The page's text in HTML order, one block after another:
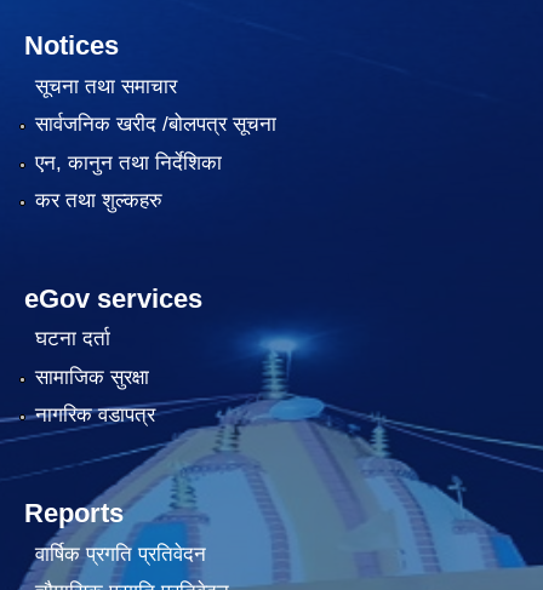
Notices
सूचना तथा समाचार
सार्वजनिक खरीद /बोलपत्र सूचना
एन, कानुन तथा निर्देशिका
कर तथा शुल्कहरु
eGov services
घटना दर्ता
सामाजिक सुरक्षा
नागरिक वडापत्र
Reports
वार्षिक प्रगति प्रतिवेदन